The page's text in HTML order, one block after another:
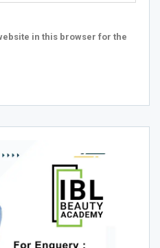
in this browser for the